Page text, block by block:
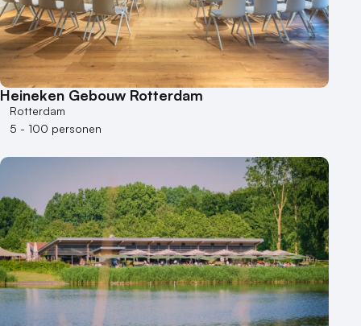
Heineken Gebouw Rotterdam
Rotterdam
5 - 100 personen